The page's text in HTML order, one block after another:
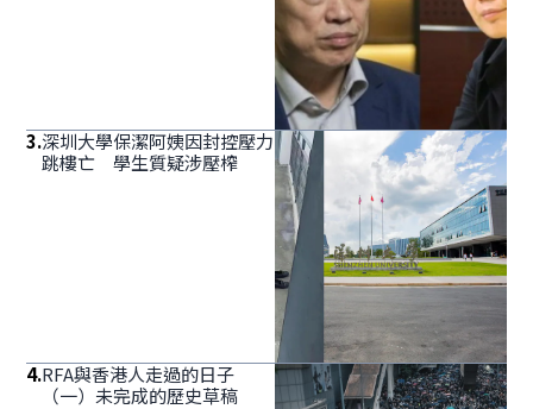
3.深圳大學保潔阿姨因封控壓力
跳樓亡 學生質疑涉壓榨
4.RFA與香港人走過的日子
（一）未完成的歷史草稿